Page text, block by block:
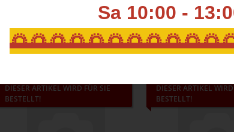
Sa 10:00 -
Sortierung Artikel pro Seite
DIESER ARTIKEL WIRD FÜR SIE
BESTELLT!
DIESER ARTIKEL
BESTELLT!